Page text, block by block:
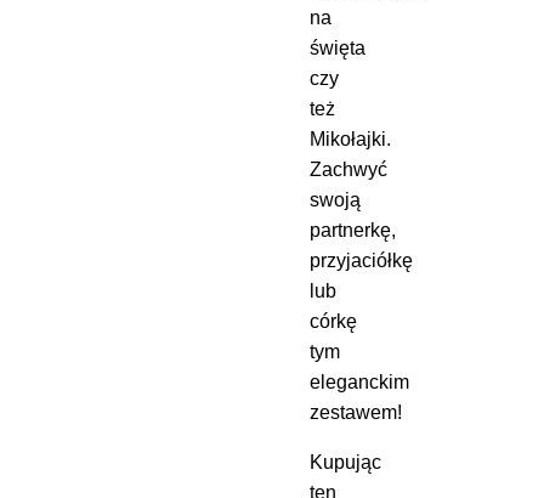
na
święta
czy
też
Mikołajki.
Zachwyć
swoją
partnerkę,
przyjaciółkę
lub
córkę
tym
eleganckim
zestawem!
Kupując
ten